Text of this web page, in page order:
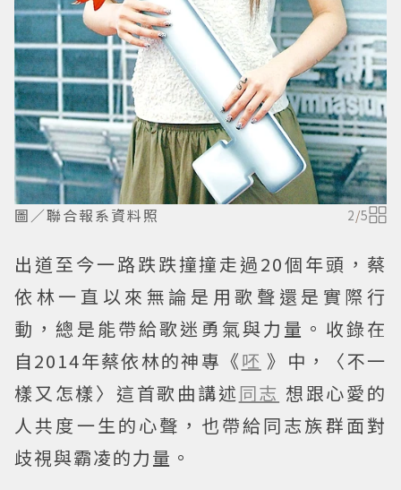
圖／聯合報系資料照 2/5
出道至今一路跌跌撞撞走過20個年頭，蔡
依林一直以來無論是用歌聲還是實際行
動，總是能帶給歌迷勇氣與力量。收錄在
自2014年蔡依林的神專《呸 》中，〈不一
樣又怎樣〉這首歌曲講述同志 想跟心愛的
人共度一生的心聲，也帶給同志族群面對
歧視與霸凌的力量。